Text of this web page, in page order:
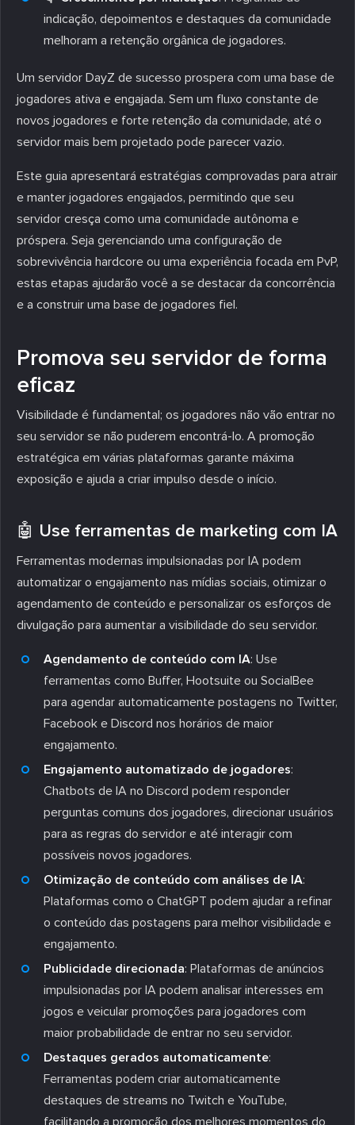
indicação, depoimentos e destaques da comunidade
melhoram a retenção orgânica de jogadores.
Um servidor DayZ de sucesso prospera com uma base de
jogadores ativa e engajada. Sem um fluxo constante de
novos jogadores e forte retenção da comunidade, até o
servidor mais bem projetado pode parecer vazio.
Este guia apresentará estratégias comprovadas para atrair
e manter jogadores engajados, permitindo que seu
servidor cresça como uma comunidade autônoma e
próspera. Seja gerenciando uma configuração de
sobrevivência hardcore ou uma experiência focada em PvP,
estas etapas ajudarão você a se destacar da concorrência
e a construir uma base de jogadores fiel.
Promova seu servidor de forma
eficaz
Visibilidade é fundamental; os jogadores não vão entrar no
seu servidor se não puderem encontrá-lo. A promoção
estratégica em várias plataformas garante máxima
exposição e ajuda a criar impulso desde o início.
🤖 Use ferramentas de marketing com IA
Ferramentas modernas impulsionadas por IA podem
automatizar o engajamento nas mídias sociais, otimizar o
agendamento de conteúdo e personalizar os esforços de
divulgação para aumentar a visibilidade do seu servidor.
Agendamento de conteúdo com IA: Use
ferramentas como Buffer, Hootsuite ou SocialBee
para agendar automaticamente postagens no Twitter,
Facebook e Discord nos horários de maior
engajamento.
Engajamento automatizado de jogadores:
Chatbots de IA no Discord podem responder
perguntas comuns dos jogadores, direcionar usuários
para as regras do servidor e até interagir com
possíveis novos jogadores.
Otimização de conteúdo com análises de IA:
Plataformas como o ChatGPT podem ajudar a refinar
o conteúdo das postagens para melhor visibilidade e
engajamento.
Publicidade direcionada: Plataformas de anúncios
impulsionadas por IA podem analisar interesses em
jogos e veicular promoções para jogadores com
maior probabilidade de entrar no seu servidor.
Destaques gerados automaticamente:
Ferramentas podem criar automaticamente
destaques de streams no Twitch e YouTube,
facilitando a promoção dos melhores momentos do